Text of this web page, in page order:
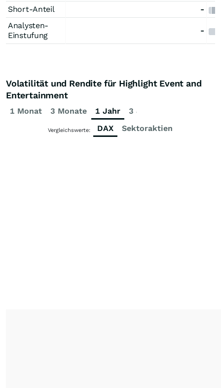
Short-Anteil
-
Analysten-
Einstufung
-
Volatilität und Rendite für Highlight Event and
Entertainment
1 Monat 3 Monate 1 Jahr 3 Jahre
Vergleichswerte: DAX Sektoraktien